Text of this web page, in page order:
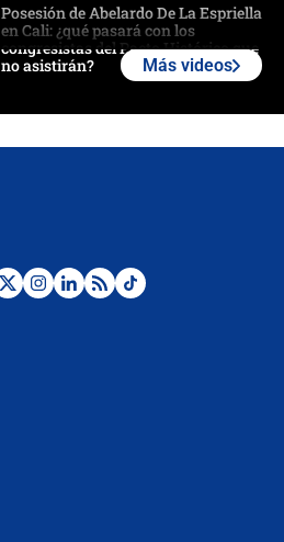
Posesión de Abelardo De La Espriella
en Cali: ¿qué pasará con los
congresistas del Pacto Histórico que
no asistirán?
¿Por qué De la Espriella gobernará
Más videos